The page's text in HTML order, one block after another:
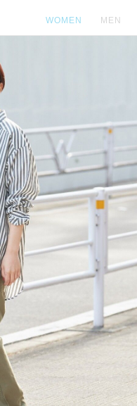
WOMEN MEN